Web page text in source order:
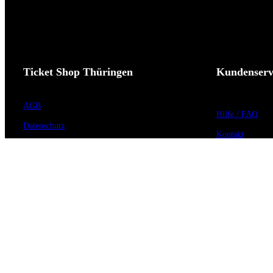
Ticket Shop Thüringen
AGB
Datenschutz
Hilfe / FAQ
Kontakt